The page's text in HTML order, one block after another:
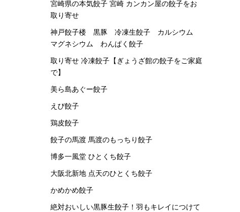
宮崎県の本気餃子 宮崎 カンカン屋の餃子をお
取り寄せ
神戸餃子楼 黒豚 冷凍生餃子 カルシウム
マグネシウム わんぱく餃子
取り寄せ 冷凍餃子【ぎょうざ館の餃子をご家庭
で】
美ら島あぐー餃子
えび餃子
鶏皮餃子
餃子の馬渡 馬渡のもっちり餃子
博多一風堂 ひとくち餃子
大阪北新地 点天のひとくち餃子
かめかめ餃子
絶対おいしい黒豚生餃子！羽もキレイにつけて